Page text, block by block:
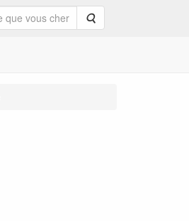
Rechercher